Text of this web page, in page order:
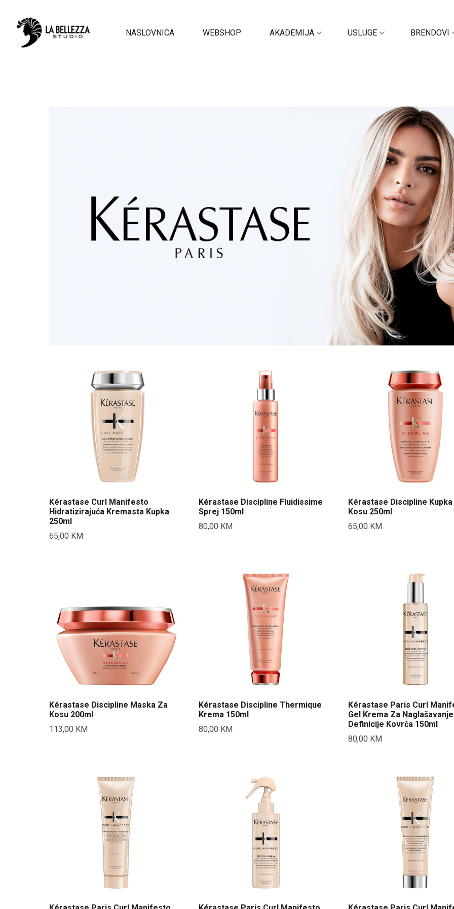
NASLOVNICA WEBSHOP AKADEMIJA USLUGE BRENDOVI
Kérastase Curl Manifesto
Hidratizirajuća Kremasta Kupka
250ml
65,00 KM
Kérastase Discipline Fluidissime
Sprej 150ml
80,00 KM
Kérastase Discipline
Kosu 250ml
65,00 KM
Kérastase Discipline Maska Za
Kosu 200ml
113,00 KM
Kérastase Discipline Thermique
Krema 150ml
80,00 KM
Kérastase Paris Curl
Gel Krema Za Naglašavanje
Definicije Kovrča 150ml
80,00 KM